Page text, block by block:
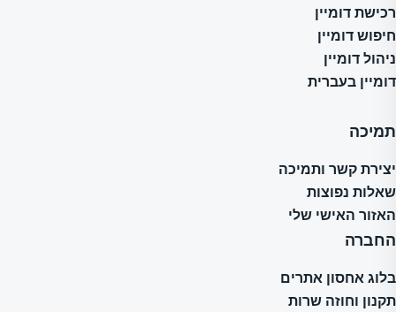
רכישת דומיין
חיפוש דומיין
ניהול דומיין
דומיין בעברית
תמיכה
יצירת קשר ותמיכה
שאלות נפוצות
האזור האישי שלי
החברה
בלוג אחסון אתרים
תקנון וחוזה שרות